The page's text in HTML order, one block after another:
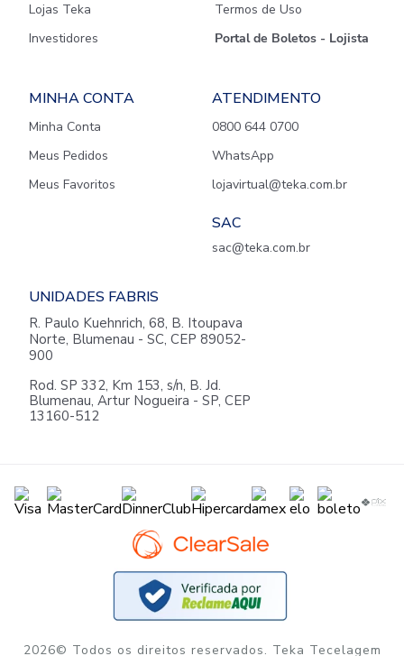
Lojas Teka
Investidores
Termos de Uso
Portal de Boletos - Lojista
MINHA CONTA
Minha Conta
Meus Pedidos
Meus Favoritos
ATENDIMENTO
0800 644 0700
WhatsApp
lojavirtual@teka.com.br
SAC
sac@teka.com.br
UNIDADES FABRIS
R. Paulo Kuehnrich, 68, B. Itoupava
Norte, Blumenau - SC, CEP 89052-
900
Rod. SP 332, Km 153, s/n, B. Jd.
Blumenau, Artur Nogueira - SP, CEP
13160-512
2026© Todos os direitos reservados. Teka Tecelagem